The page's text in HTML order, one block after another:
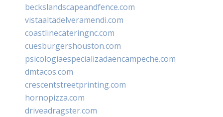
beckslandscapeandfence.com
vistaaltadelveramendi.com
coastlinecateringnc.com
cuesburgershouston.com
psicologiaespecializadaencampeche.com
dmtacos.com
crescentstreetprinting.com
hornopizza.com
driveadragster.com